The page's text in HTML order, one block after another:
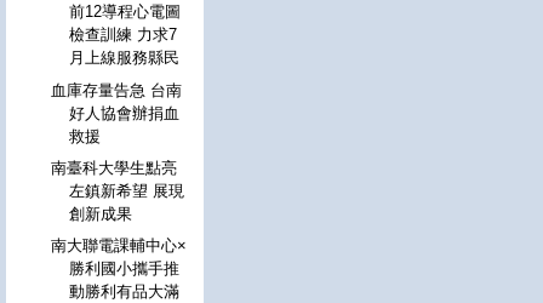
前12導程心電圖
檢查訓練 力求7
月上線服務縣民
血庫存量告急 台南
好人協會辦捐血
救援
南臺科大學生點亮
左鎮新希望 展現
創新成果
南大聯電課輔中心×
勝利國小攜手推
動勝利有品大滿